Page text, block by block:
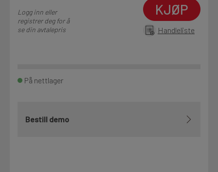
Kampanjer
Kvalitetsprodukter til ekstra gode priser
Logg inn eller
registrer deg for å
se din avtalepris
KJØP
Handleliste
På nettlager
Bestill demo